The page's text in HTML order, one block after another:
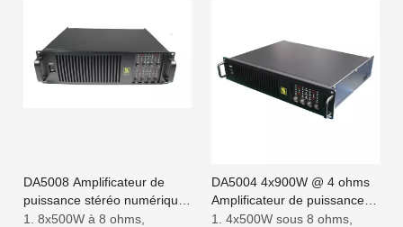
DA5008 Amplificateur de
puissance stéréo numérique
de classe D à 8 canaux 900
1. 8x500W à 8 ohms,
DA5004 4x900W @ 4 ohms
Amplificateur de puissance 4
canaux Classe D
1. 4x500W sous 8 ohms,